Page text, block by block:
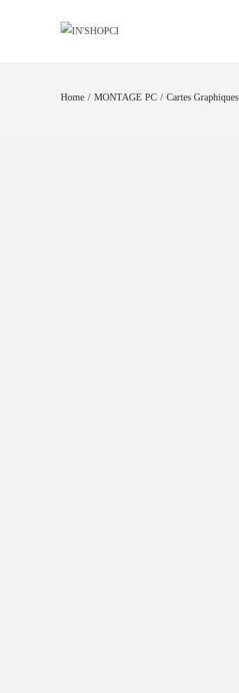
Home / MONTAGE PC / Cartes Graphiques